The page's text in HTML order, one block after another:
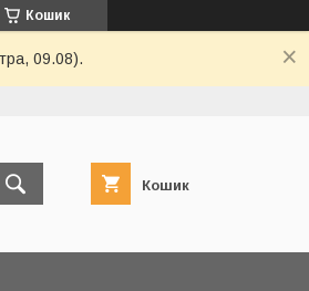
Кошик
09.08).
Кошик